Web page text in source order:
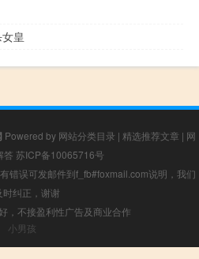
皇
Powered by 网站分类目录 | 精选推荐文章 | 网
答 苏ICP备10065716号
错误可发邮件到f_fb#foxmail.com说明，我们
时纠正，谢谢
，不接盈利性广告及商业合作
小男孩